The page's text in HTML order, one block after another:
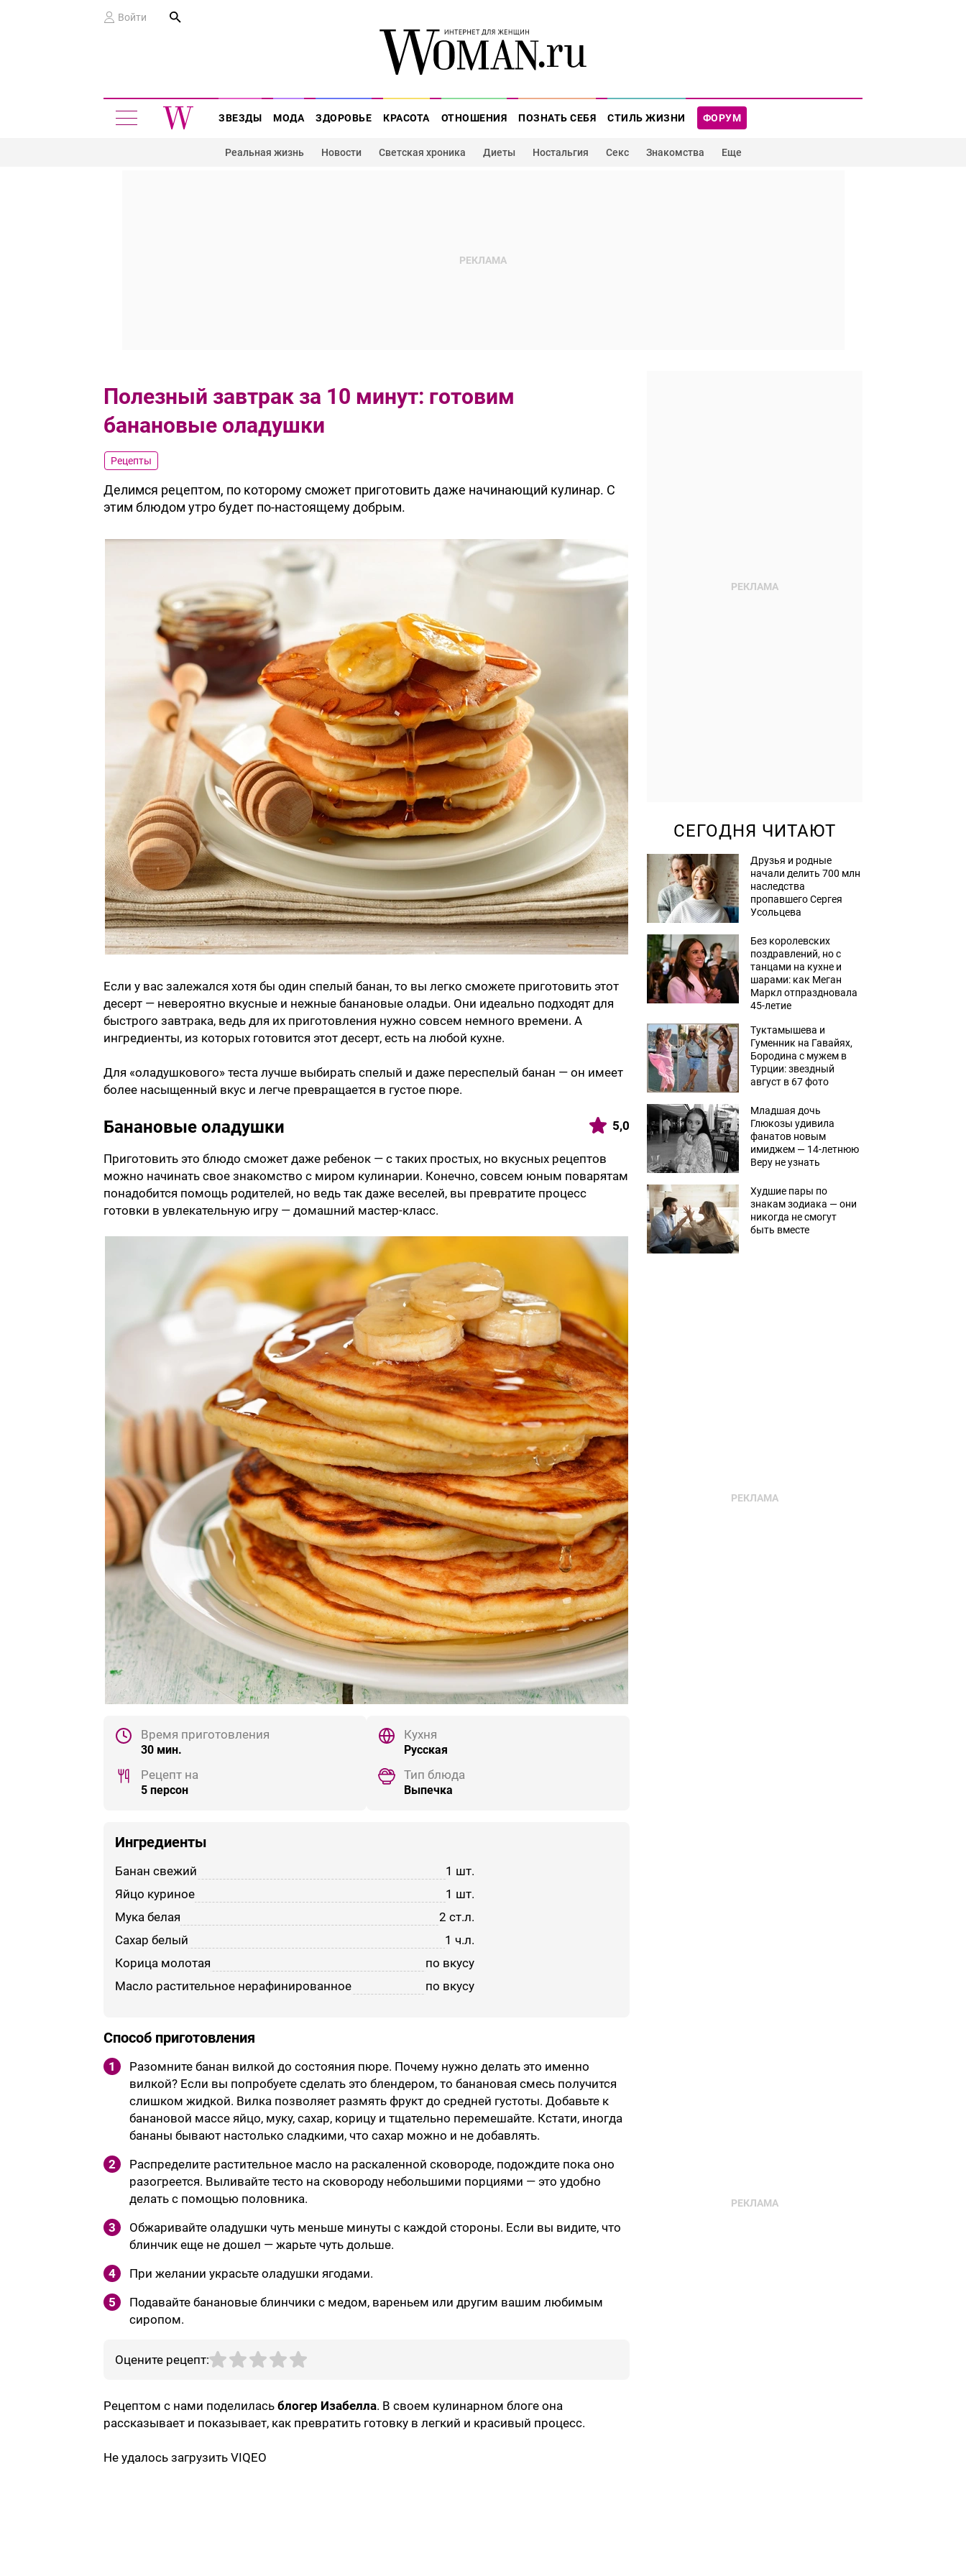
Войти
ФОРУМ
ЗВЕЗДЫ МОДА ЗДОРОВЬЕ КРАСОТА ОТНОШЕНИЯ ПОЗНАТЬ СЕБЯ СТИЛЬ ЖИЗНИ
Реальная жизнь Новости Светская хроника Диеты Ностальгия Секс Знакомства Еще
Полезный завтрак за 10 минут: готовим
банановые оладушки
Рецепты
Делимся рецептом, по которому сможет приготовить даже начинающий кулинар. С
этим блюдом утро будет по-настоящему добрым.
Если у вас залежался хотя бы один спелый банан, то вы легко сможете приготовить этот
десерт — невероятно вкусные и нежные банановые оладьи. Они идеально подходят для
быстрого завтрака, ведь для их приготовления нужно совсем немного времени. А
ингредиенты, из которых готовится этот десерт, есть на любой кухне.
Для «оладушкового» теста лучше выбирать спелый и даже переспелый банан — он имеет
более насыщенный вкус и легче превращается в густое пюре.
Банановые оладушки 5,0
Приготовить это блюдо сможет даже ребенок — с таких простых, но вкусных рецептов
можно начинать свое знакомство с миром кулинарии. Конечно, совсем юным поварятам
понадобится помощь родителей, но ведь так даже веселей, вы превратите процесс
готовки в увлекательную игру — домашний мастер-класс.
Время приготовления
30 мин.
Рецепт на
5 персон
Кухня
Русская
Тип блюда
Выпечка
Ингредиенты
банан свежий
1 шт.
яйцо куриное
1 шт.
мука белая
2 ст.л.
сахар белый
1 ч.л.
корица молотая
по вкусу
масло растительное нерафинированное
по вкусу
Способ приготовления
1
Разомните банан вилкой до состояния пюре. Почему нужно делать это именно
вилкой? Если вы попробуете сделать это блендером, то банановая смесь получится
слишком жидкой. Вилка позволяет размять фрукт до средней густоты. Добавьте к
банановой массе яйцо, муку, сахар, корицу и тщательно перемешайте. Кстати, иногда
бананы бывают настолько сладкими, что сахар можно и не добавлять.
2
Распределите растительное масло на раскаленной сковороде, подождите пока оно
разогреется. Выливайте тесто на сковороду небольшими порциями — это удобно
делать с помощью половника.
3
Обжаривайте оладушки чуть меньше минуты с каждой стороны. Если вы видите, что
блинчик еще не дошел — жарьте чуть дольше.
4
При желании украсьте оладушки ягодами.
5
Подавайте банановые блинчики с медом, вареньем или другим вашим любимым
сиропом.
Оцените рецепт:
Рецептом с нами поделилась блогер Изабелла. В своем кулинарном блоге она
рассказывает и показывает, как превратить готовку в легкий и красивый процесс.
Не удалось загрузить VIQEO
СЕГОДНЯ ЧИТАЮТ
Друзья и родные
начали делить 700 млн
наследства
пропавшего Сергея
Усольцева
Без королевских
поздравлений, но с
танцами на кухне и
шарами: как Меган
Маркл отпраздновала
45-летие
Туктамышева и
Гуменник на Гавайях,
Бородина с мужем в
Турции: звездный
август в 67 фото
Младшая дочь
Глюкозы удивила
фанатов новым
имиджем — 14-летнюю
Веру не узнать
Худшие пары по
знакам зодиака — они
никогда не смогут
быть вместе